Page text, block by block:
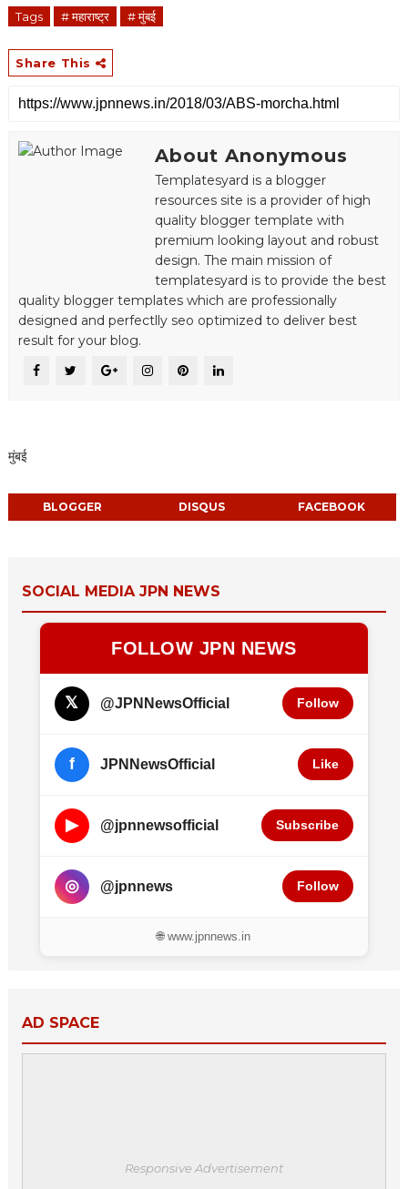
Tags # महाराष्ट्र # मुंबई
Share This
About Anonymous
Templatesyard is a blogger
resources site is a provider of high
quality blogger template with
premium looking layout and robust
design. The main mission of
templatesyard is to provide the best
quality blogger templates which are professionally
designed and perfectlly seo optimized to deliver best
result for your blog.
मुंबई
BLOGGER DISQUS FACEBOOK
SOCIAL MEDIA JPN NEWS
FOLLOW JPN NEWS
𝕏 @JPNNewsOfficial Follow
f JPNNewsOfficial Like
▶ @jpnnewsofficial Subscribe
◎ @jpnnews Follow
🌐 www.jpnnews.in
AD SPACE
Responsive Advertisement